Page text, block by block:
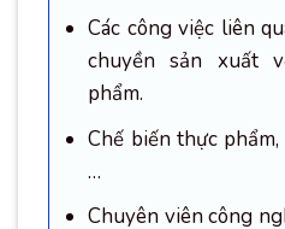
Các công việc liên
chuyền sản xuất
phẩm.
Chế biến thực
…
Chuyên viên công